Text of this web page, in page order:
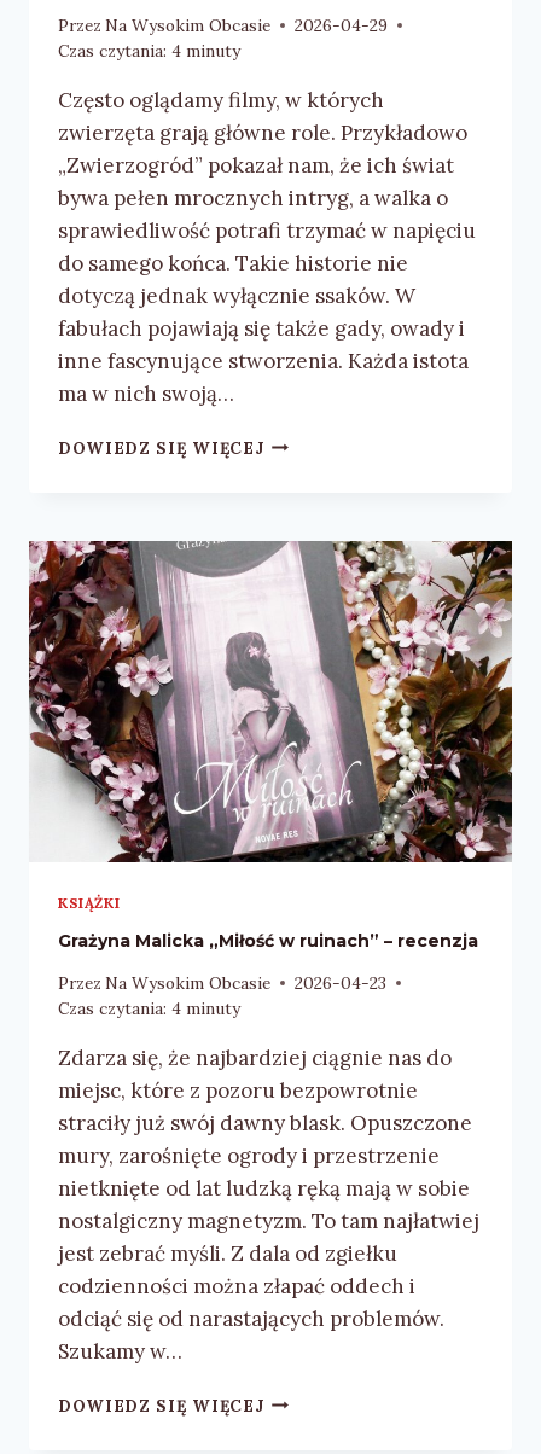
Przez Na Wysokim Obcasie
2026-04-29
Czas czytania: 4 minuty
Często oglądamy filmy, w których
zwierzęta grają główne role. Przykładowo
„Zwierzogród” pokazał nam, że ich świat
bywa pełen mrocznych intryg, a walka o
sprawiedliwość potrafi trzymać w napięciu
do samego końca. Takie historie nie
dotyczą jednak wyłącznie ssaków. W
fabułach pojawiają się także gady, owady i
inne fascynujące stworzenia. Każda istota
ma w nich swoją…
DOWIEDZ SIĘ WIĘCEJKARINA
ZŁOCZYŃCY”
–
RECENZJA
KSIĄŻKI
Grażyna Malicka „Miłość w ruinach” – recenzja
Przez Na Wysokim Obcasie
2026-04-23
Czas czytania: 4 minuty
Zdarza się, że najbardziej ciągnie nas do
miejsc, które z pozoru bezpowrotnie
straciły już swój dawny blask. Opuszczone
mury, zarośnięte ogrody i przestrzenie
nietknięte od lat ludzką ręką mają w sobie
nostalgiczny magnetyzm. To tam najłatwiej
jest zebrać myśli. Z dala od zgiełku
codzienności można złapać oddech i
odciąć się od narastających problemów.
Szukamy w…
DOWIEDZ SIĘ WIĘCEJGRAŻYNA